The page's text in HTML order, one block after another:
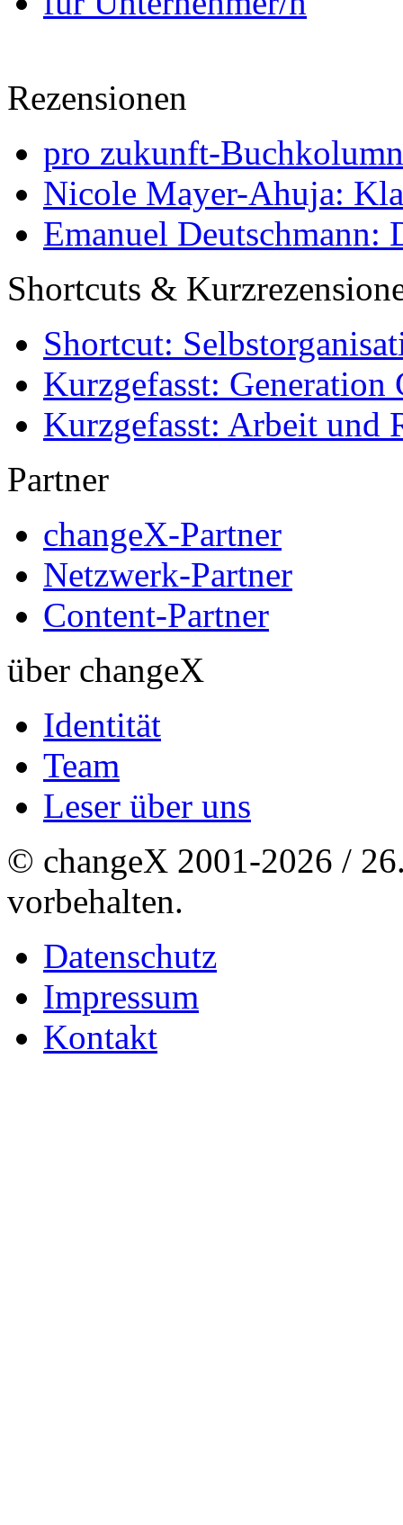
Rezensionen
pro zukunft-
Nicole Mayer-Ahuja:
Emanuel Deutschmann:
Shortcuts &
Shortcut:
Kurzgefasst: Generation
Kurzgefasst: Arbeit und
Partner
changeX-Partner
Netzwerk-Partner
Content-Partner
über changeX
Identität
Team
Leser über uns
© changeX 2001-2026 /
vorbehalten.
Datenschutz
Impressum
Kontakt